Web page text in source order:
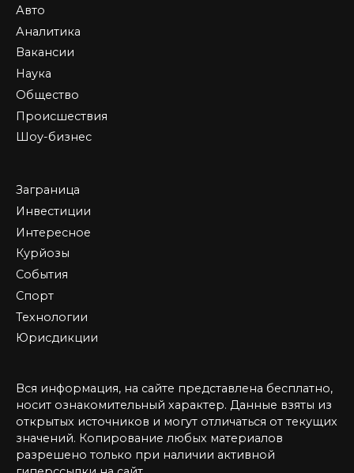
Авто
Аналитика
Вакансии
Наука
Общество
Происшествия
Шоу-бизнес
Заграница
Инвестиции
Интересное
Курйозы
События
Спорт
Технологии
Юрисдикции
Вся информация, на сайте представлена бесплатно,
носит ознакомительный характер. Данные взяты из
открытых источников и могут отличаться от текущих
значений. Копирование любых материалов
разрешено только при наличии активной